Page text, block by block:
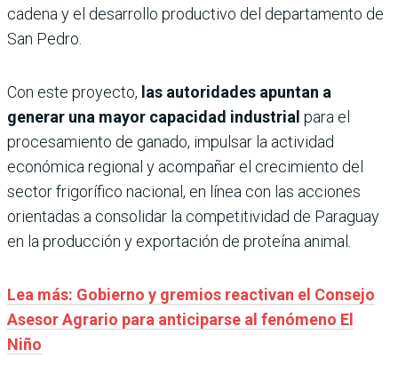
cadena y el desarrollo productivo del departamento de
San Pedro.
Con este proyecto, las autoridades apuntan a
generar una mayor capacidad industrial para el
procesamiento de ganado, impulsar la actividad
económica regional y acompañar el crecimiento del
sector frigorífico nacional, en línea con las acciones
orientadas a consolidar la competitividad de Paraguay
en la producción y exportación de proteína animal.
Lea más: Gobierno y gremios reactivan el Consejo
Asesor Agrario para anticiparse al fenómeno El
Niño